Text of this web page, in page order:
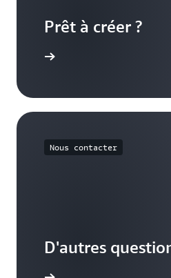
Prêt à créer ?
Nous contacter
D'autres